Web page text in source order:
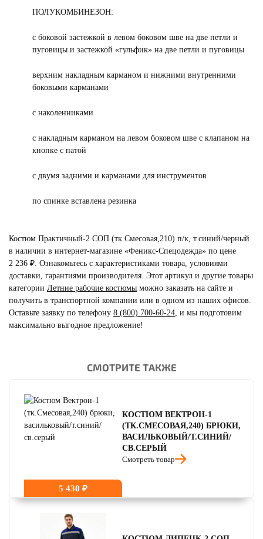
ПОЛУКОМБИНЕЗОН:
с боковой застежкой в левом боковом шве на две петли и
пуговицы и застежкой «гульфик» на две петли и пуговицы
верхним накладным карманом и нижними внутренними
боковыми карманами
с наколенниками
с накладным карманом на левом боковом шве с клапаном на
кнопке с патой
с двумя задними и карманами для инструментов
по спинке вставлена резинка
Костюм Практичный-2 СОП (тк.Смесовая,210) п/к, т.синий/черный
в наличии в интернет-магазине «Феникс-Спецодежда» по цене
2 236 ₽. Ознакомьтесь с характеристиками товара, условиями
доставки, гарантиями производителя. Этот артикул и другие товары
категории Летние рабочие костюмы можно заказать на сайте и
получить в транспортной компании или в одном из наших офисов.
Оставьте заявку по телефону 8 (800) 700-60-24 и мы подготовим
максимально выгодное предложение!
4.5 читать отзывы
СМОТРИТЕ ТАКЖЕ
5 430 ₽
КОСТЮМ ВЕКТРОН-1
(ТК.СМЕСОВАЯ,240) БРЮКИ,
ВАСИЛЬКОВЫЙ/Т.СИНИЙ/
СВ.СЕРЫЙ
Смотреть товар